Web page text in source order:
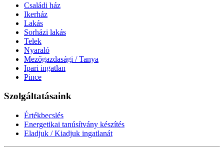
Családi ház
Ikerház
Lakás
Sorházi lakás
Telek
Nyaraló
Mezőgazdasági / Tanya
Ipari ingatlan
Pince
Szolgáltatásaink
Értékbecslés
Energetikai tanúsítvány készítés
Eladjuk / Kiadjuk ingatlanát